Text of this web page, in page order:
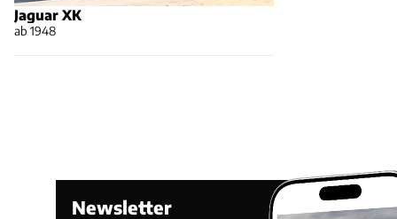
Jaguar XK
ab 1948
Newsletter